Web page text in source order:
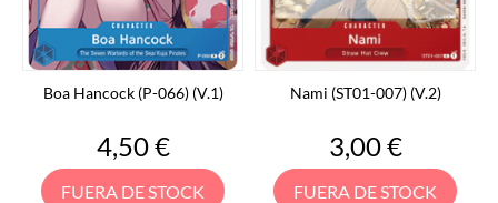
Boa Hancock (P-066) (V.1)
Precio
4,50 €
FUERA DE STOCK
Nami (ST01-007) (V.2)
Precio
3,00 €
FUERA DE STOCK